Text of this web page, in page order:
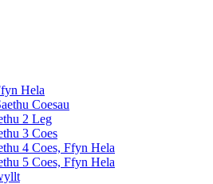
Hela
Coesau
2 Leg
3 Coes
4 Coes, Ffyn Hela
5 Coes, Ffyn Hela